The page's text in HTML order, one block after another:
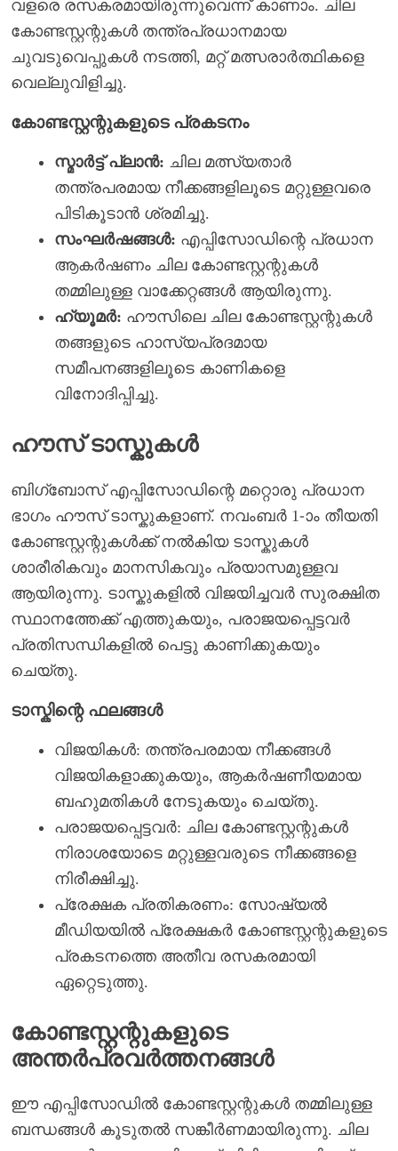
വളരെ രസകരമായിരുന്നുവെന്ന് കാണാം. ചില
കോണ്ടസ്റ്റന്റുകൾ തന്ത്രപ്രധാനമായ
ചുവടുവെപ്പുകൾ നടത്തി, മറ്റ് മത്സരാർത്ഥികളെ
വെല്ലുവിളിച്ചു.
കോണ്ടസ്റ്റന്റുകളുടെ പ്രകടനം
സ്മാർട്ട് പ്ലാൻ: ചില മത്സ്യതാർ
തന്ത്രപരമായ നീക്കങ്ങളിലൂടെ മറ്റുള്ളവരെ
പിടികൂടാൻ ശ്രമിച്ചു.
സംഘർഷങ്ങൾ: എപ്പിസോഡിന്റെ പ്രധാന
ആകർഷണം ചില കോണ്ടസ്റ്റന്റുകൾ
തമ്മിലുള്ള വാക്കേറ്റങ്ങൾ ആയിരുന്നു.
ഹ്യൂമർ: ഹൗസിലെ ചില കോണ്ടസ്റ്റന്റുകൾ
തങ്ങളുടെ ഹാസ്യപ്രദമായ
സമീപനങ്ങളിലൂടെ കാണികളെ
വിനോദിപ്പിച്ചു.
ഹൗസ് ടാസ്കുകൾ
ബിഗ്‌ബോസ് എപ്പിസോഡിന്റെ മറ്റൊരു പ്രധാന
ഭാഗം ഹൗസ് ടാസ്കുകളാണ്. നവംബർ 1-ാം തീയതി
കോണ്ടസ്റ്റന്റുകൾക്ക് നൽകിയ ടാസ്കുകൾ
ശാരീരികവും മാനസികവും പ്രയാസമുള്ളവ
ആയിരുന്നു. ടാസ്കുകളിൽ വിജയിച്ചവർ സുരക്ഷിത
സ്ഥാനത്തേക്ക് എത്തുകയും, പരാജയപ്പെട്ടവർ
പ്രതിസന്ധികളിൽ പെട്ടു കാണിക്കുകയും
ചെയ്തു.
ടാസ്കിന്റെ ഫലങ്ങൾ
വിജയികൾ: തന്ത്രപരമായ നീക്കങ്ങൾ
വിജയികളാക്കുകയും, ആകർഷണീയമായ
ബഹുമതികൾ നേടുകയും ചെയ്തു.
പരാജയപ്പെട്ടവർ: ചില കോണ്ടസ്റ്റന്റുകൾ
നിരാശയോടെ മറ്റുള്ളവരുടെ നീക്കങ്ങളെ
നിരീക്ഷിച്ചു.
പ്രേക്ഷക പ്രതികരണം: സോഷ്യൽ
മീഡിയയിൽ പ്രേക്ഷകർ കോണ്ടസ്റ്റന്റുകളുടെ
പ്രകടനത്തെ അതീവ രസകരമായി
ഏറ്റെടുത്തു.
കോണ്ടസ്റ്റന്റുകളുടെ
അന്തർപ്രവർത്തനങ്ങൾ
ഈ എപ്പിസോഡിൽ കോണ്ടസ്റ്റന്റുകൾ തമ്മിലുള്ള
ബന്ധങ്ങൾ കൂടുതൽ സങ്കീർണമായിരുന്നു. ചില